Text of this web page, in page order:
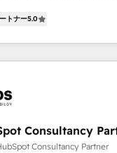
onboardings and
• Deep expertise
We work with your
challenges
process and
Designing and
HubSpot 🔌 Integrating
🎓 Training your
トナー5.0
Consultancy
Consultancy Partner